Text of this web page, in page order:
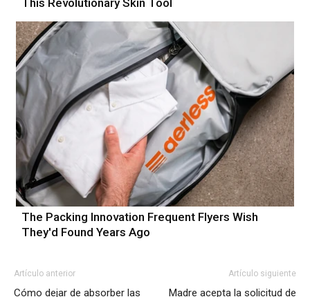
This Revolutionary Skin Tool
The Packing Innovation Frequent Flyers Wish
They'd Found Years Ago
Artículo anterior
Cómo dejar de absorber las
Artículo siguiente
Madre acepta la solicitud de